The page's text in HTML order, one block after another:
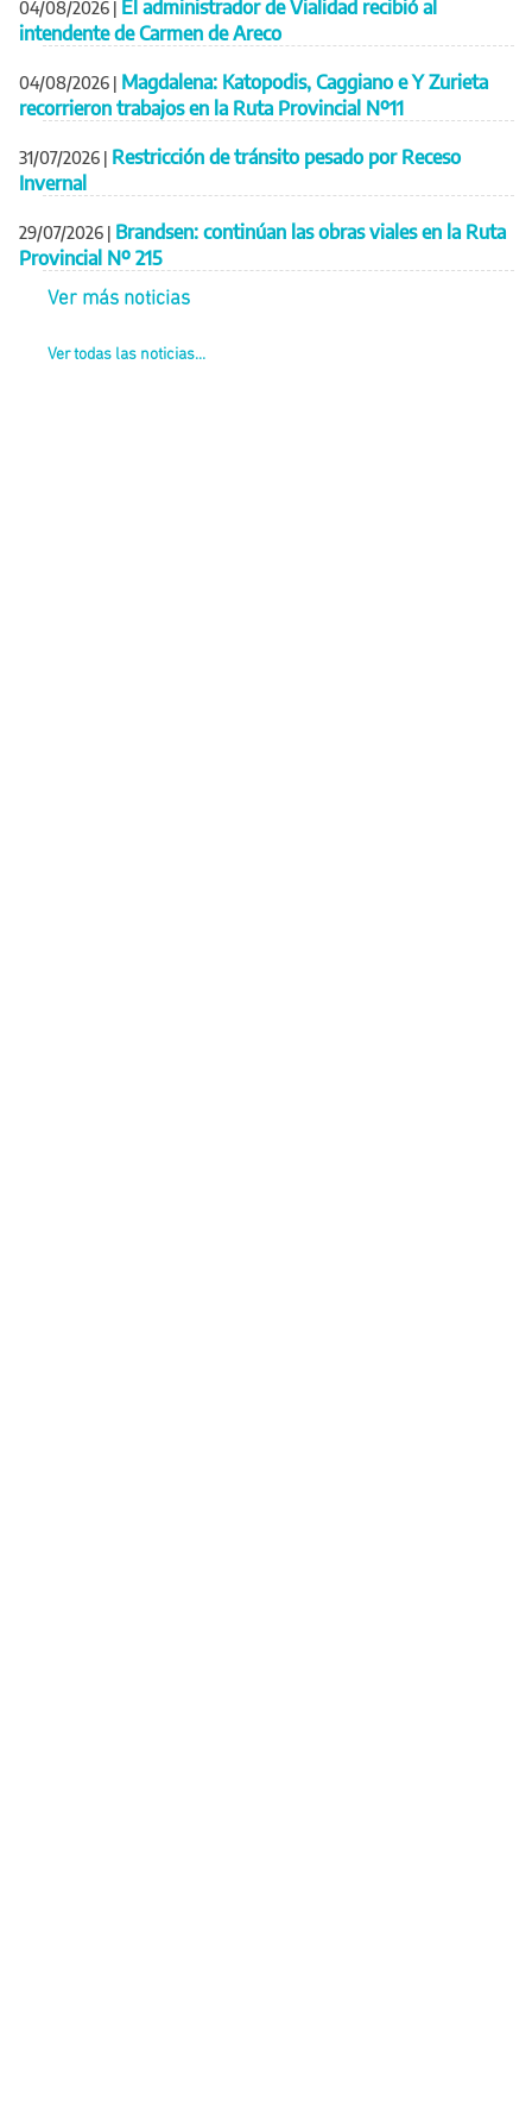
04/08/2026 | El administrador de Vialidad recibió al
intendente de Carmen de Areco
04/08/2026 | Magdalena: Katopodis, Caggiano e Y Zurieta
recorrieron trabajos en la Ruta Provincial Nº11
31/07/2026 | Restricción de tránsito pesado por Receso
Invernal
29/07/2026 | Brandsen: continúan las obras viales en la Ruta
Provincial Nº 215
Ver más noticias
Ver todas las noticias...